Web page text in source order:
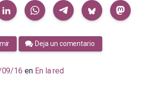
Deja un comentario
16 en En la red